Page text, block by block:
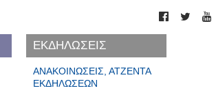
ΕΚΔΗΛΩΣΕΙΣ
ΑΝΑΚΟΙΝΏΣΕΙΣ, ΑΤΖΈΝΤΑ
ΕΚΔΗΛΏΣΕΩΝ